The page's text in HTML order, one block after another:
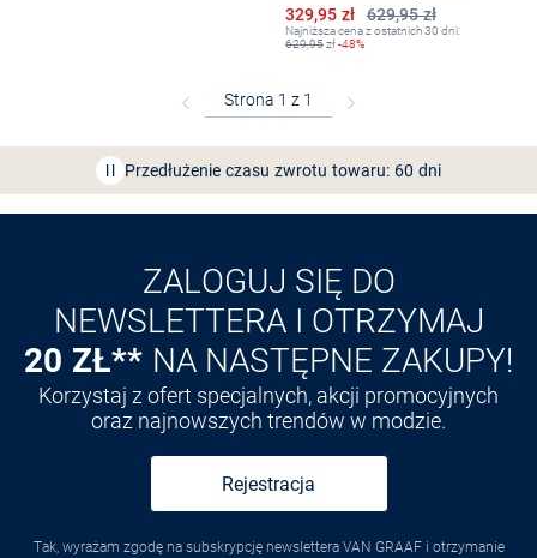
629,95 zł
Obniżona cena
329,95 zł
Najniższa cena z ostatnich 30 dni:
629,95zł-48%
Bezpłatna dostawa z Friends
Przedłużenie czasu zwrotu towaru: 60 dni
Odkryj aplikację VANGRAAF
ZALOGUJ SIĘ DO
NEWSLETTERA I OTRZYMAJ
20 ZŁ** NA NASTĘPNE ZAKUPY!
Korzystaj z ofert specjalnych, akcji promocyjnych
oraz najnowszych trendów w modzie.
Rejestracja
Tak, wyrażam zgodę na subskrypcję newslettera VAN GRAAF i otrzymanie